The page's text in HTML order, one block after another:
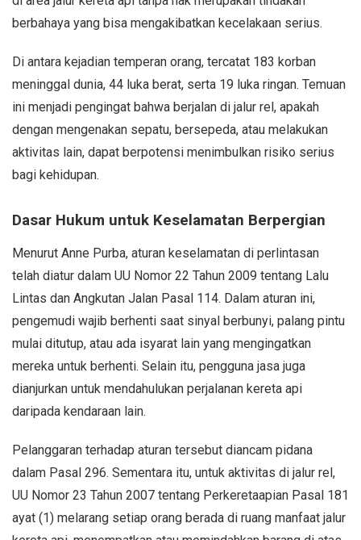
berbahaya yang bisa mengakibatkan kecelakaan serius.
Di antara kejadian temperan orang, tercatat 183 korban
meninggal dunia, 44 luka berat, serta 19 luka ringan. Temuan
ini menjadi pengingat bahwa berjalan di jalur rel, apakah
dengan mengenakan sepatu, bersepeda, atau melakukan
aktivitas lain, dapat berpotensi menimbulkan risiko serius
bagi kehidupan.
Dasar Hukum untuk Keselamatan Berpergian
Menurut Anne Purba, aturan keselamatan di perlintasan
telah diatur dalam UU Nomor 22 Tahun 2009 tentang Lalu
Lintas dan Angkutan Jalan Pasal 114. Dalam aturan ini,
pengemudi wajib berhenti saat sinyal berbunyi, palang pintu
mulai ditutup, atau ada isyarat lain yang mengingatkan
mereka untuk berhenti. Selain itu, pengguna jasa juga
dianjurkan untuk mendahulukan perjalanan kereta api
daripada kendaraan lain.
Pelanggaran terhadap aturan tersebut diancam pidana
dalam Pasal 296. Sementara itu, untuk aktivitas di jalur rel,
UU Nomor 23 Tahun 2007 tentang Perkeretaapian Pasal 181
ayat (1) melarang setiap orang berada di ruang manfaat jalur